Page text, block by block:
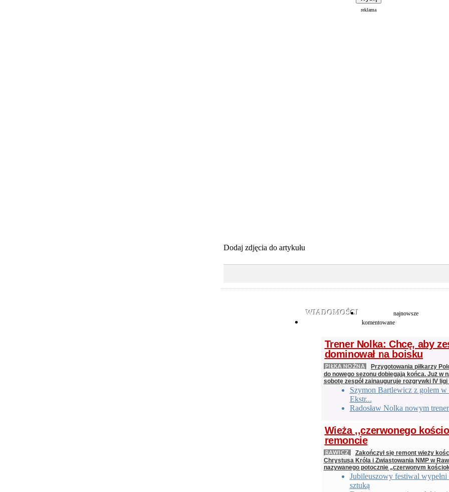
reklama
Dodaj zdjęcia do artykułu
WIADOMOŚCI
najnowsze
komentowane
Trener Nolka: Chcę, aby
dominował na boisku
PIŁKA NOŻNA
Przygotowania piłkarzy
do nowego sezonu dobiegają końca. Już w
sobotę zespół zainauguruje rozgrywki IV ligi
Szymon Bartlewicz z golem w
Ekstr...
Radosław Nolka nowym
Wieża ,,czerwonego
remoncie
RAWICZ
Zakończył się remont wieży
Chrystusa Króla i Zwiastowania NMP w
nazywanego potocznie „czerwonym
Jubileuszowy festiwal
sztuką